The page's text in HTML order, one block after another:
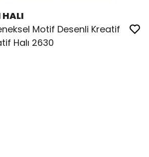
HALI
Motif Desenli Kreatif
Halı 2630